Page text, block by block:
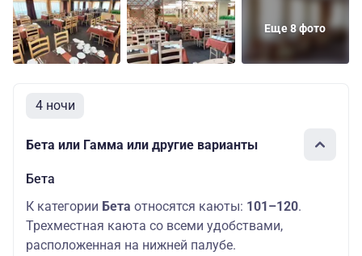
Еще 8 фото
4 ночи
Бета или Гамма или другие варианты
Бета
К категории Бета относятся каюты: 101–120.
Трехместная каюта со всеми удобствами,
расположенная на нижней палубе.